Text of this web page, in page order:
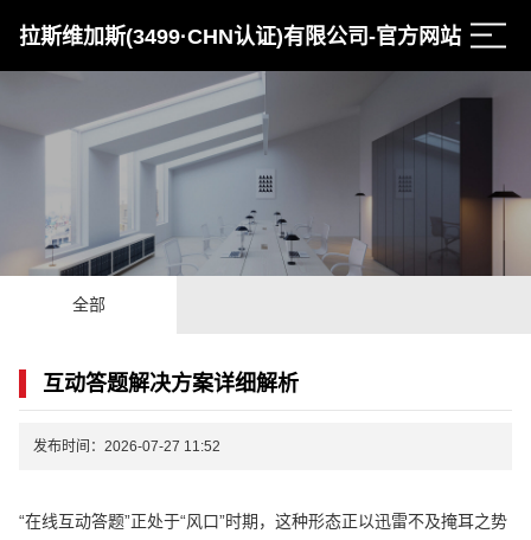
拉斯维加斯(3499·CHN认证)有限公司-官方网站
全部
互动答题解决方案详细解析
发布时间：2026-07-27 11:52
“在线互动答题”正处于“风口”时期，这种形态正以迅雷不及掩耳之势